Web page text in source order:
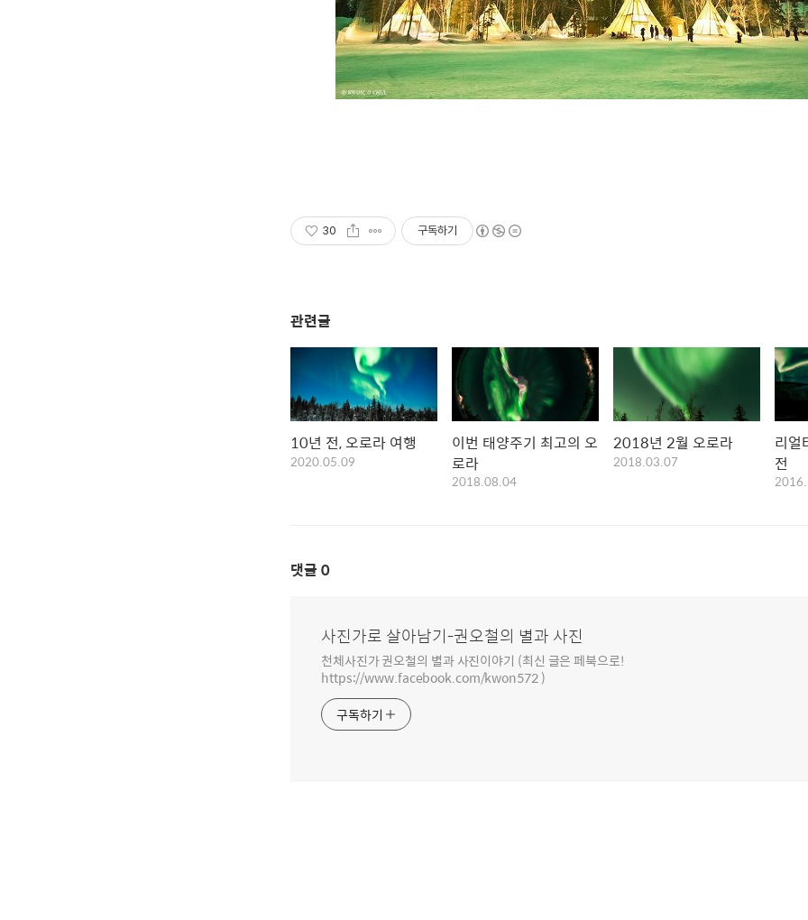
30 구독하기
관련글
10년 전, 오로라 여행
2020.05.09
이번 태양주기 최고의 오
로라
2018.08.04
2018년 2월 오로라
2018.03.07
리얼
전
댓글 0
사진가로 살아남기-권오철의 별과 사진
천체사진가 권오철의 별과 사진이야기 (최신 글은 페북으로!
https://www.facebook.com/kwon572 )
구독하기